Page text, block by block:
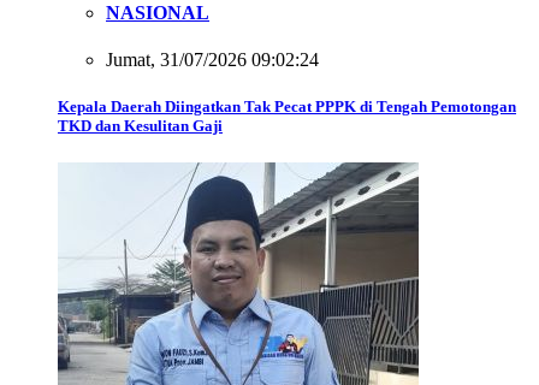
NASIONAL
Jumat, 31/07/2026 09:02:24
Kepala Daerah Diingatkan Tak Pecat PPPK di Tengah Pemotongan
TKD dan Kesulitan Gaji